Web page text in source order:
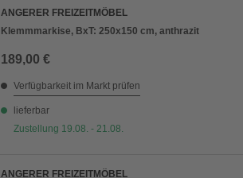
ANGERER FREIZEITMÖBEL
Klemmmarkise, BxT: 250x150 cm, anthrazit
189,00 €
Verfügbarkeit im Markt prüfen
lieferbar
Zustellung 19.08. - 21.08.
ANGERER FREIZEITMÖBEL